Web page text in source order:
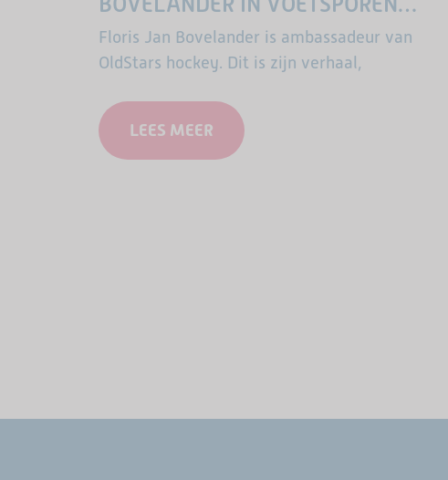
LECH WALESA
Floris Jan Bovelander is ambassadeur van
OldStars hockey. Dit is zijn verhaal,
LEES MEER